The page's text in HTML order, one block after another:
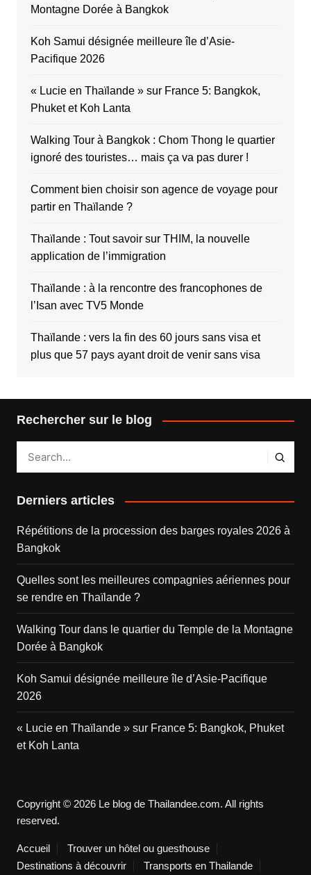
Montagne Dorée à Bangkok
Koh Samui désignée meilleure île d’Asie-
Pacifique 2026
« Lucie en Thaïlande » sur France 5: Bangkok,
Phuket et Koh Lanta
Walking Tour à Bangkok : Chom Thong le quartier
ignoré des touristes… mais ça va pas durer !
Comment bien choisir son agence de voyage pour
partir en Thaïlande ?
Thaïlande : Tout savoir sur THIM, la nouvelle
application de l’immigration
Thaïlande : à la rencontre des francophones de
l’Isan avec TV5 Monde
Thaïlande : vers la fin des 60 jours sans visa et
plus que 57 pays ayant droit de venir sans visa
Rechercher sur le blog
Derniers articles
Répétitions de la procession des barges royales 2026 à
Bangkok
Quelles sont les meilleures compagnies aériennes pour
se rendre en Thaïlande ?
Walking Tour dans le quartier du Temple de la Montagne
Dorée à Bangkok
Koh Samui désignée meilleure île d’Asie-Pacifique
2026
« Lucie en Thaïlande » sur France 5: Bangkok, Phuket
et Koh Lanta
Copyright © 2026 Le blog de Thailandee.com. All rights
reserved.
Accueil
Trouver un hôtel ou guesthouse
Destinations à découvrir
Transports en Thailande